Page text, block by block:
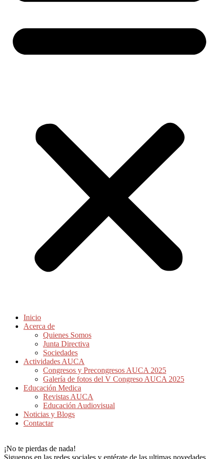
Inicio
Acerca de
Quienes Somos
Junta Directiva
Sociedades
Actividades AUCA
Congresos y Precongresos AUCA 2025
Galería de fotos del V Congreso AUCA 2025
Educación Medica
Revistas AUCA
Educación Audiovisual
Noticias y Blogs
Contactar
¡No te pierdas de nada!
Siguenos en las redes sociales y entérate de las ultimas novedades